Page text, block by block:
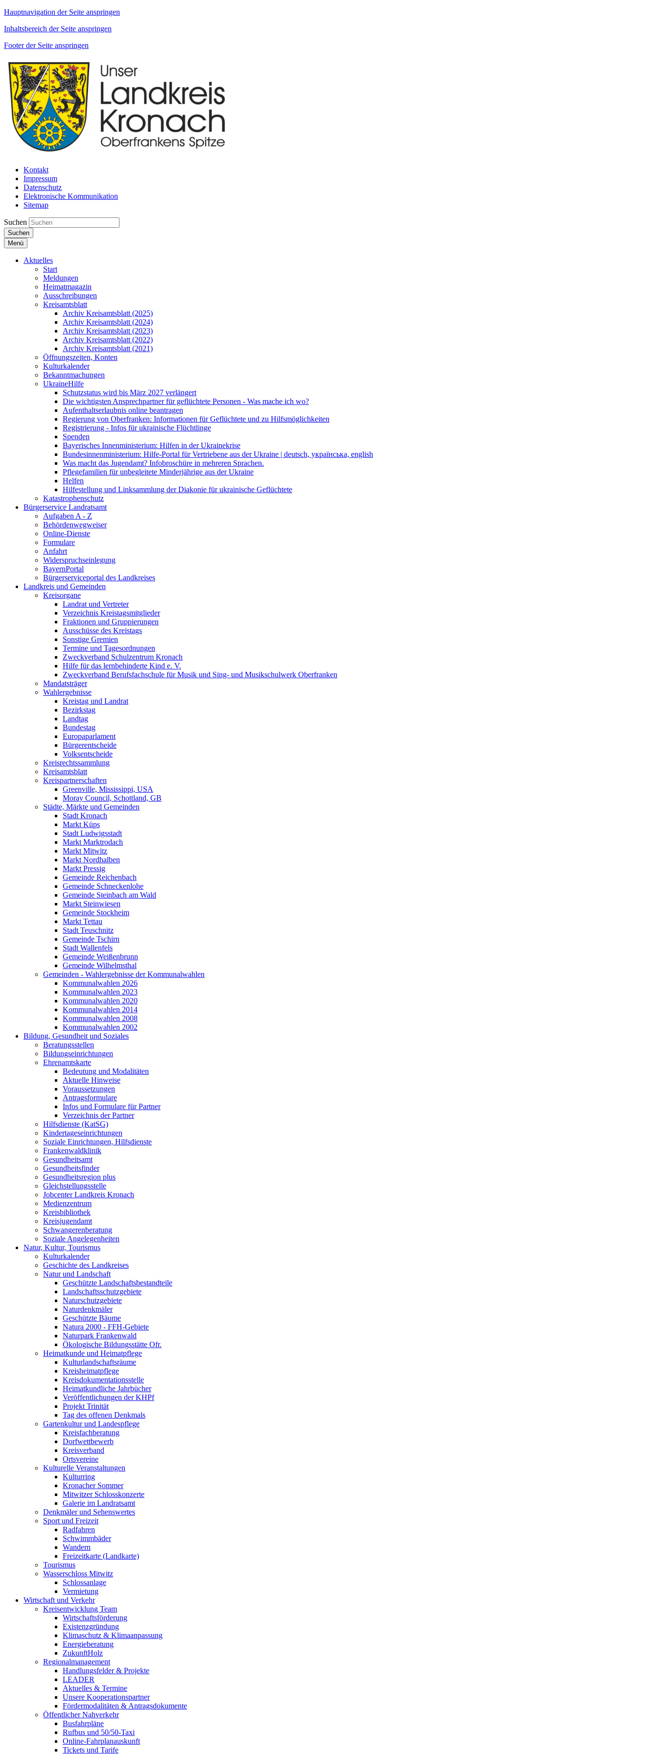
Hauptnavigation der Seite anspringen
Inhaltsbereich der Seite anspringen
Footer der Seite anspringen
Kontakt
Impressum
Datenschutz
Elektronische Kommunikation
Sitemap
Suchen
Suchen
Menü
Aktuelles
Start
Meldungen
Heimatmagazin
Ausschreibungen
Kreisamtsblatt
Archiv Kreisamtsblatt (2025)
Archiv Kreisamtsblatt (2024)
Archiv Kreisamtsblatt (2023)
Archiv Kreisamtsblatt (2022)
Archiv Kreisamtsblatt (2021)
Öffnungszeiten, Konten
Kulturkalender
Bekanntmachungen
UkraineHilfe
Schutzstatus wird bis März 2027 verlängert
Die wichtigsten Ansprechpartner für geflüchtete Personen - Was mache ich wo?
Aufenthaltserlaubnis online beantragen
Regierung von Oberfranken: Informationen für Geflüchtete und zu Hilfsmöglichkeiten
Registrierung - Infos für ukrainische Flüchtlinge
Spenden
Bayerisches Innenministerium: Hilfen in der Ukrainekrise
Bundesinnenministerium: Hilfe-Portal für Vertriebene aus der Ukraine | deutsch, українська, english
Was macht das Jugendamt? Infobroschüre in mehreren Sprachen.
Pflegefamilien für unbegleitete Minderjährige aus der Ukraine
Helfen
Hilfestellung und Linksammlung der Diakonie für ukrainische Geflüchtete
Katastrophenschutz
Bürgerservice Landratsamt
Aufgaben A - Z
Behördenwegweiser
Online-Dienste
Formulare
Anfahrt
Widerspruchseinlegung
BayernPortal
Bürgerserviceportal des Landkreises
Landkreis und Gemeinden
Kreisorgane
Landrat und Vertreter
Verzeichnis Kreistagsmitglieder
Fraktionen und Gruppierungen
Ausschüsse des Kreistags
Sonstige Gremien
Termine und Tagesordnungen
Zweckverband Schulzentrum Kronach
Hilfe für das lernbehinderte Kind e. V.
Zweckverband Berufsfachschule für Musik und Sing- und Musikschulwerk Oberfranken
Mandatsträger
Wahlergebnisse
Kreistag und Landrat
Bezirkstag
Landtag
Bundestag
Europaparlament
Bürgerentscheide
Volksentscheide
Kreisrechtssammlung
Kreisamtsblatt
Kreispartnerschaften
Greenville, Mississippi, USA
Moray Council, Schottland, GB
Städte, Märkte und Gemeinden
Stadt Kronach
Markt Küps
Stadt Ludwigsstadt
Markt Marktrodach
Markt Mitwitz
Markt Nordhalben
Markt Pressig
Gemeinde Reichenbach
Gemeinde Schneckenlohe
Gemeinde Steinbach am Wald
Markt Steinwiesen
Gemeinde Stockheim
Markt Tettau
Stadt Teuschnitz
Gemeinde Tschirn
Stadt Wallenfels
Gemeinde Weißenbrunn
Gemeinde Wilhelmsthal
Gemeinden - Wahlergebnisse der Kommunalwahlen
Kommunalwahlen 2026
Kommunalwahlen 2023
Kommunalwahlen 2020
Kommunalwahlen 2014
Kommunalwahlen 2008
Kommunalwahlen 2002
Bildung, Gesundheit und Soziales
Beratungsstellen
Bildungseinrichtungen
Ehrenamtskarte
Bedeutung und Modalitäten
Aktuelle Hinweise
Voraussetzungen
Antragsformulare
Infos und Formulare für Partner
Verzeichnis der Partner
Hilfsdienste (KatSG)
Kindertageseinrichtungen
Soziale Einrichtungen, Hilfsdienste
Frankenwaldklinik
Gesundheitsamt
Gesundheitsfinder
Gesundheitsregion plus
Gleichstellungsstelle
Jobcenter Landkreis Kronach
Medienzentrum
Kreisbibliothek
Kreisjugendamt
Schwangerenberatung
Soziale Angelegenheiten
Natur, Kultur, Tourismus
Kulturkalender
Geschichte des Landkreises
Natur und Landschaft
Geschützte Landschaftsbestandteile
Landschaftsschutzgebiete
Naturschutzgebiete
Naturdenkmäler
Geschützte Bäume
Natura 2000 - FFH-Gebiete
Naturpark Frankenwald
Ökologische Bildungsstätte Ofr.
Heimatkunde und Heimatpflege
Kulturlandschaftsräume
Kreisheimatpflege
Kreisdokumentationsstelle
Heimatkundliche Jahrbücher
Veröffentlichungen der KHPf
Projekt Trinität
Tag des offenen Denkmals
Gartenkultur und Landespflege
Kreisfachberatung
Dorfwettbewerb
Kreisverband
Ortsvereine
Kulturelle Veranstaltungen
Kulturring
Kronacher Sommer
Mitwitzer Schlosskonzerte
Galerie im Landratsamt
Denkmäler und Sehenswertes
Sport und Freizeit
Radfahren
Schwimmbäder
Wandern
Freizeitkarte (Landkarte)
Tourismus
Wasserschloss Mitwitz
Schlossanlage
Vermietung
Wirtschaft und Verkehr
Kreisentwicklung Team
Wirtschaftsförderung
Existenzgründung
Klimaschutz & Klimaanpassung
Energieberatung
ZukunftHolz
Regionalmanagement
Handlungsfelder & Projekte
LEADER
Aktuelles & Termine
Unsere Kooperationspartner
Fördermodalitäten & Antragsdokumente
Öffentlicher Nahverkehr
Busfahrpläne
Rufbus und 50/50-Taxi
Online-Fahrplanauskunft
Tickets und Tarife